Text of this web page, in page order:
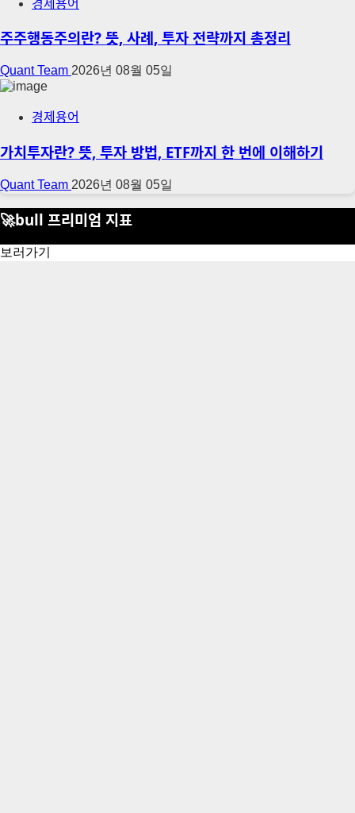
주주행동주의란? 뜻, 사례, 투자 전략까지 총정리
Quant Team 2026년 08월 05일
경제용어
가치투자란? 뜻, 투자 방법, ETF까지 한 번에 이해하기
Quant Team 2026년 08월 05일
🚀bull 프리미엄 지표
보러가기